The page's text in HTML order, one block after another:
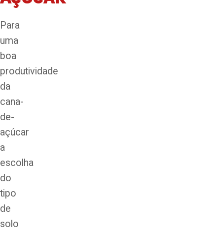
Para
uma
boa
produtividade
da
cana-
de-
açúcar
a
escolha
do
tipo
de
solo